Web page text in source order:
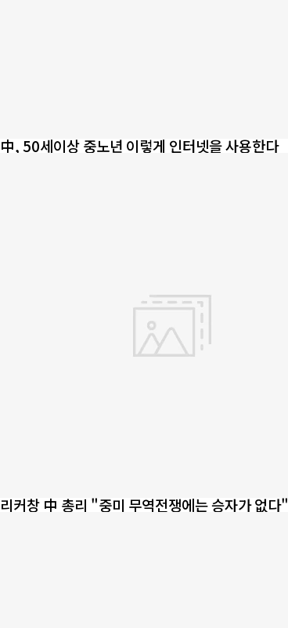
中, 50세이상 중노년 이렇게 인터넷을 사용한다
리커창 中 총리 "중미 무역전쟁에는 승자가 없다"